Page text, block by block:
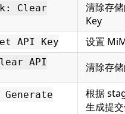
Clear
清除存
Key
API Key 设置
API
清除存
Generate
根据
生成提